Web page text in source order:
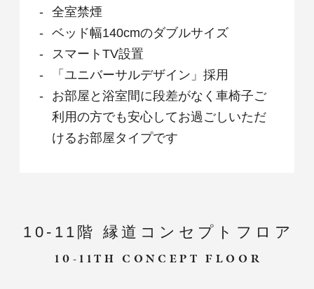
全室禁煙
ベッド幅140cmのダブルサイズ
スマートTV設置
「ユニバーサルデザイン」採用
お部屋と浴室間に段差がなく車椅子ご
利用の方でも安心してお過ごしいただ
けるお部屋タイプです
10-11階 縁道コンセプトフロア
10-11TH CONCEPT FLOOR